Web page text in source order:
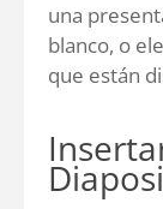
una
blanco, o
que están